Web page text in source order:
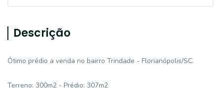
Descrição
Ótimo prédio a venda no bairro Trindade - Florianópolis/SC.
Terreno: 300m2 - Prédio: 307m2